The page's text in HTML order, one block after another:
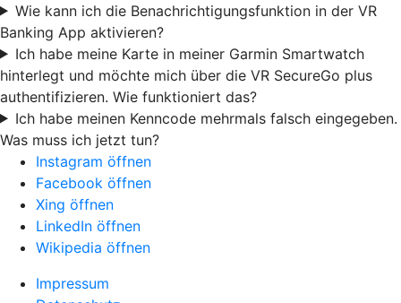
Wie kann ich die Benachrichtigungsfunktion in der VR
Banking App aktivieren?
Ich habe meine Karte in meiner Garmin Smartwatch
hinterlegt und möchte mich über die VR SecureGo plus
authentifizieren. Wie funktioniert das?
Ich habe meinen Kenncode mehrmals falsch eingegeben.
Was muss ich jetzt tun?
Instagram öffnen
Facebook öffnen
Xing öffnen
LinkedIn öffnen
Wikipedia öffnen
Impressum